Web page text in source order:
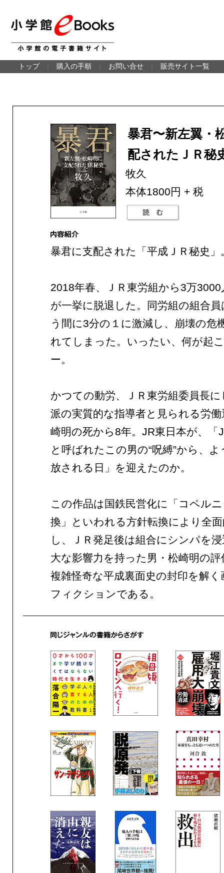
トップ 購入の手順 お問い合せ 販売サイト一覧
暴君〜新左翼・
配されたＪＲ秘
牧久
本体1800円 + 税
暴君に支配された「平成ＪＲ秘史」
2018年春、ＪＲ東労組から3万
が一挙に脱退した。同労組の組合
う間に3分の１に激減し、崩壊の危
れてしまった。いったい、何が起
ー。
かつての動労、ＪＲ東労組委員長
派の実質的な指導者と見られる労
崎明の死から8年。JR東日本が、「
と呼ばれたこの男の“呪縛”から、
放される日」を迎えたのか。
この作品は国鉄民営化に「コペル
換」といわれる方針転換により全
し、ＪＲ発足後は組合にシンパを
大な影響力を持った男・松崎明の
複雑怪奇な平成裏面史の封印を解
フィクションである。